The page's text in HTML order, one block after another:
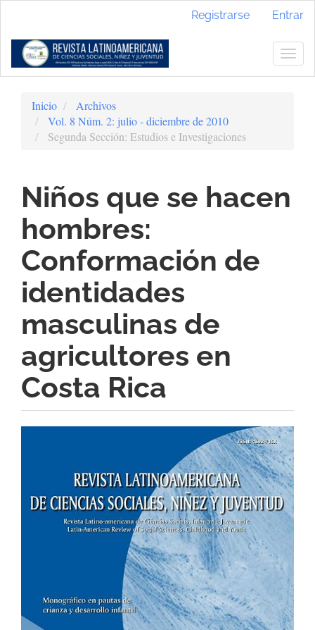
Contenido
principal
Barra
Registrarse Entrar
Inicio
Archivos
Vol. 8 Núm. 2: julio - diciembre de 2010
Segunda Sección: Estudios e Investigaciones
Niños que se hacen
hombres:
Conformación de
identidades
masculinas de
agricultores en
Costa Rica
lateral
del
artículo